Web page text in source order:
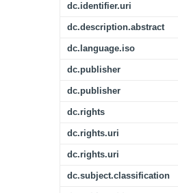
dc.identifier.uri
dc.description.abstract
dc.language.iso
dc.publisher
dc.publisher
dc.rights
dc.rights.uri
dc.rights.uri
dc.subject.classification